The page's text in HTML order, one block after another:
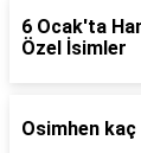
6 Ocak'ta
Özel İsimler
Osimhen